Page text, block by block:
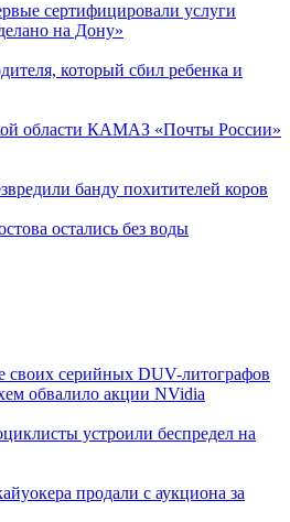
сертифицировали услуги
на Дону»
который сбил ребенка и
области КАМАЗ «Почты России»
банду похитителей коров
остались без воды
своих серийных DUV-литографов
обвалило акции NVidia
устроили беспредел на
продали с аукциона за